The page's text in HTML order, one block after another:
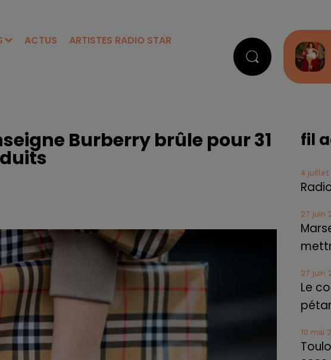
ACTUS ARTISTES RADIO STAR
Burberry brûle pour 31 fil
4 juillet
27 juin
27 juin
Le
10 mai